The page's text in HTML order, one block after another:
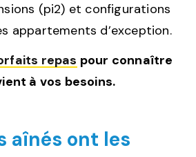
(pi2) et configurations
appartements d’exception.
repas pour connaître
à vos besoins.
aînés ont les